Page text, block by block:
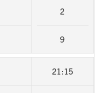
2
9
21:15